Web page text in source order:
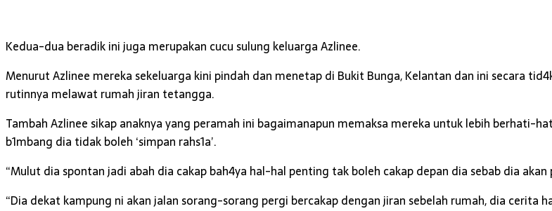
Kedua-dua beradik ini juga merupakan cucu sulung keluarga Azlinee.
Menurut Azlinee mereka sekeluarga kini pindah dan menetap di Bukit Bunga, Kelantan dan ini secara
rutinnya melawat rumah jiran tetangga.
Tambah Azlinee sikap anaknya yang peramah ini bagaimanapun memaksa mereka untuk lebih berhati-
b1mbang dia tidak boleh ‘simpan rahs1a’.
“Mulut dia spontan jadi abah dia cakap bah4ya hal-hal penting tak boleh cakap depan dia sebab dia
“Dia dekat kampung ni akan jalan sorang-sorang pergi bercakap dengan jiran sebelah rumah, dia cerita